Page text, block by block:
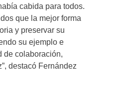
cabida para todos.
que la mejor forma
y preservar su
su ejemplo e
de colaboración,
destacó Fernández